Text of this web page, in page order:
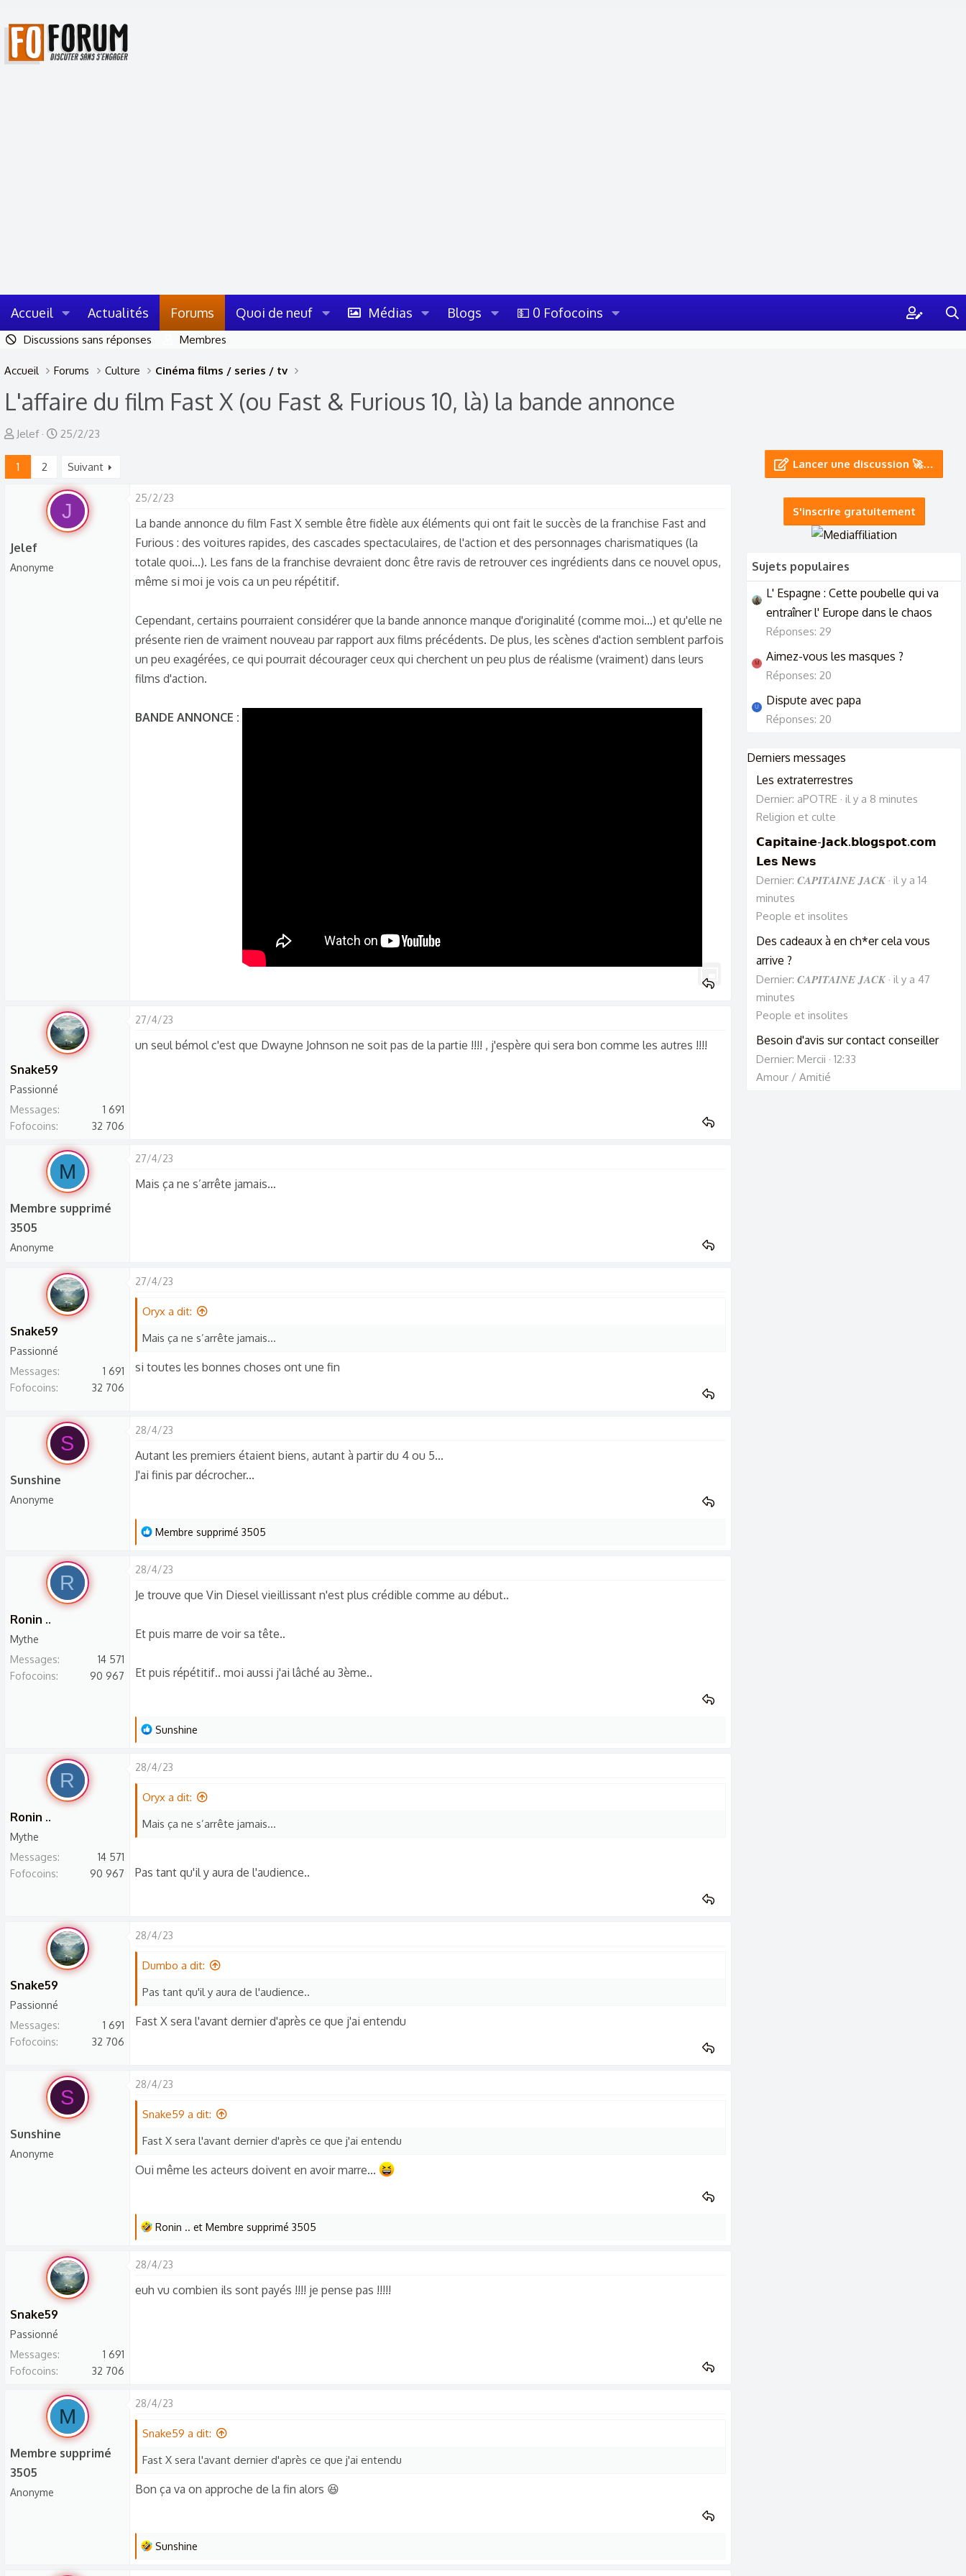
Accueil Actualités Forums Quoi de neuf Médias Blogs 💵 0 Fofocoins
Discussions sans réponses Membres
Accueil Forums Culture Cinéma films / series / tv
L'affaire du film Fast X (ou Fast & Furious 10, là) la bande annonce
A
t
d
Jelef
D
e
e
d
25/2/23
1 2 Suivant
J
Jelef
Anonyme
25/2/23
La bande annonce du film Fast X semble être fidèle aux éléments qui ont fait le succès de la franchise Fast and
Furious : des voitures rapides, des cascades spectaculaires, de l'action et des personnages charismatiques (la
totale quoi...). Les fans de la franchise devraient donc être ravis de retrouver ces ingrédients dans ce nouvel opus,
même si moi je vois ca un peu répétitif.
Cependant, certains pourraient considérer que la bande annonce manque d'originalité (comme moi...) et qu'elle ne
présente rien de vraiment nouveau par rapport aux films précédents. De plus, les scènes d'action semblent parfois
un peu exagérées, ce qui pourrait décourager ceux qui cherchent un peu plus de réalisme (vraiment) dans leurs
films d'action.
BANDE ANNONCE :
Snake59
Passionné
Messages
1 691
Fofocoins
32 706
27/4/23
un seul bémol c'est que Dwayne Johnson ne soit pas de la partie !!!! , j'espère qui sera bon comme les autres !!!!
M
Membre supprimé
3505
Anonyme
27/4/23
Mais ça ne s’arrête jamais…
Snake59
Passionné
Messages
1 691
Fofocoins
32 706
27/4/23
Oryx a dit:
Mais ça ne s’arrête jamais…
si toutes les bonnes choses ont une fin
S
Sunshine
Anonyme
28/4/23
Autant les premiers étaient biens, autant à partir du 4 ou 5...
J'ai finis par décrocher...
L
s
é
c
o
:
Membre supprimé 3505
R
Ronin ..
Mythe
Messages
14 571
Fofocoins
90 967
28/4/23
Je trouve que Vin Diesel vieillissant n'est plus crédible comme au début..
Et puis marre de voir sa tête..
Et puis répétitif.. moi aussi j'ai lâché au 3ème..
L
s
é
c
o
Sunshine
R
Ronin ..
Mythe
Messages
14 571
Fofocoins
90 967
28/4/23
Oryx a dit:
Mais ça ne s’arrête jamais…
Pas tant qu'il y aura de l'audience..
Snake59
Passionné
Messages
1 691
Fofocoins
32 706
28/4/23
Dumbo a dit:
Pas tant qu'il y aura de l'audience..
Fast X sera l'avant dernier d'après ce que j'ai entendu
S
Sunshine
Anonyme
28/4/23
Snake59 a dit:
Fast X sera l'avant dernier d'après ce que j'ai entendu
Oui même les acteurs doivent en avoir marre...
L
s
é
s
Ronin .. et Membre supprimé 3505
Snake59
Passionné
Messages
1 691
Fofocoins
32 706
28/4/23
euh vu combien ils sont payés !!!! je pense pas !!!!!
M
Membre supprimé
3505
Anonyme
28/4/23
Snake59 a dit:
Fast X sera l'avant dernier d'après ce que j'ai entendu
Bon ça va on approche de la fin alors 😆
L
Sunshine
Lancer une discussion 🚀…
S'inscrire gratuitement
Sujets populaires
L' Espagne : Cette poubelle qui va
entraîner l' Europe dans le chaos
Réponses: 29
M Aimez-vous les masques ?
Réponses: 20
U Dispute avec papa
Réponses: 20
Derniers messages
Les extraterrestres
Dernier: aPOTRE
il y a 8 minutes
Religion et culte
𝗖𝗮𝗽𝗶𝘁𝗮𝗶𝗻𝗲-𝗝𝗮𝗰𝗸.𝗯𝗹𝗼𝗴𝘀𝗽𝗼𝘁.𝗰𝗼𝗺
𝗟𝗲𝘀 𝗡𝗲𝘄𝘀
Dernier: 𝑪𝑨𝑷𝑰𝑻𝑨𝑰𝑵𝑬 𝑱𝑨𝑪𝑲 il y a 14
minutes
People et insolites
Des cadeaux à en ch*er cela vous
arrive ?
Dernier: 𝑪𝑨𝑷𝑰𝑻𝑨𝑰𝑵𝑬 𝑱𝑨𝑪𝑲 il y a 47
minutes
People et insolites
Besoin d'avis sur contact conseiller
Dernier: Mercii
12:33
Amour / Amitié